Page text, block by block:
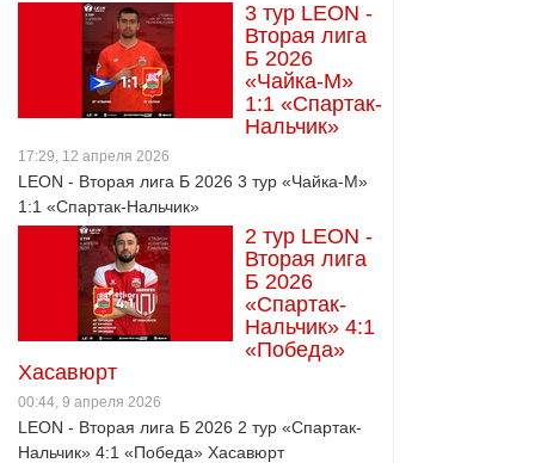
3 тур LEON -
Вторая лига
Б 2026
«Чайка-М»
1:1 «Спартак-
Нальчик»
17:29, 12 апреля 2026
LEON - Вторая лига Б 2026 3 тур «Чайка-М»
1:1 «Спартак-Нальчик»
2 тур LEON -
Вторая лига
Б 2026
«Спартак-
Нальчик» 4:1
«Победа»
Хасавюрт
00:44, 9 апреля 2026
LEON - Вторая лига Б 2026 2 тур «Спартак-
Нальчик» 4:1 «Победа» Хасавюрт